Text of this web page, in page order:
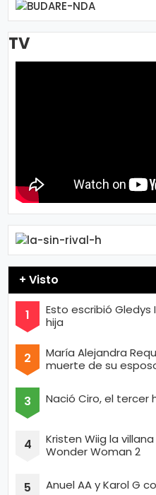
TV
+ Visto
Esto escribió
hija
María Alejandra
muerte de su
Nació Ciro, el tercer
Kristen Wiig la
Wonder Woman 2